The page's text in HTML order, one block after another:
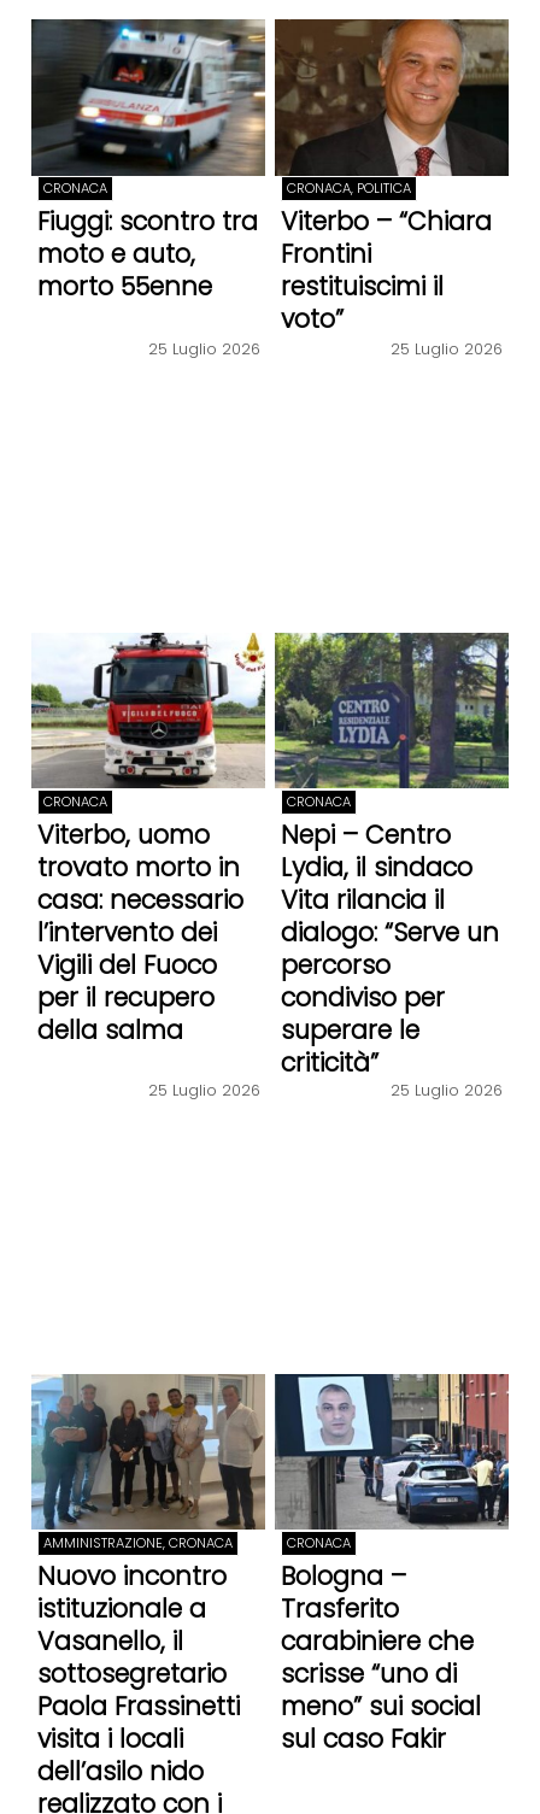
CRONACA
Fiuggi: scontro tra
moto e auto,
morto 55enne
25 Luglio 2026
CRONACA, POLITICA
Viterbo – “Chiara
Frontini
restituiscimi il
voto”
25 Luglio 2026
CRONACA
Viterbo, uomo
trovato morto in
casa: necessario
l’intervento dei
Vigili del Fuoco
per il recupero
della salma
25 Luglio 2026
CRONACA
Nepi – Centro
Lydia, il sindaco
Vita rilancia il
dialogo: “Serve un
percorso
condiviso per
superare le
criticità”
25 Luglio 2026
AMMINISTRAZIONE, CRONACA
Nuovo incontro
istituzionale a
Vasanello, il
sottosegretario
Paola Frassinetti
visita i locali
dell’asilo nido
realizzato con i
CRONACA
Bologna –
Trasferito
carabiniere che
scrisse “uno di
meno” sui social
sul caso Fakir